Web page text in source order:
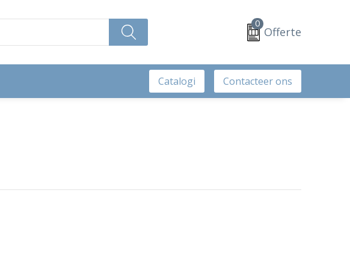
0
Offerte
Catalogi Contacteer ons